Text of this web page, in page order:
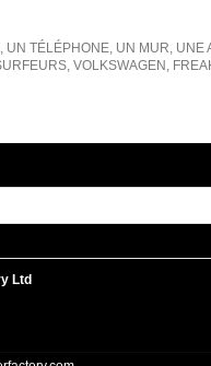
TÉLÉPHONE, UN MUR,
VOLKSWAGEN,
Ltd